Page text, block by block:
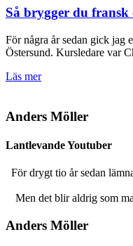
Så brygger du fransk
För några år sedan gick jag
Östersund. Kursledare var
Läs mer
Anders Möller
Lantlevande Youtuber
För drygt tio år sedan
Men det blir aldrig som
Anders Möller